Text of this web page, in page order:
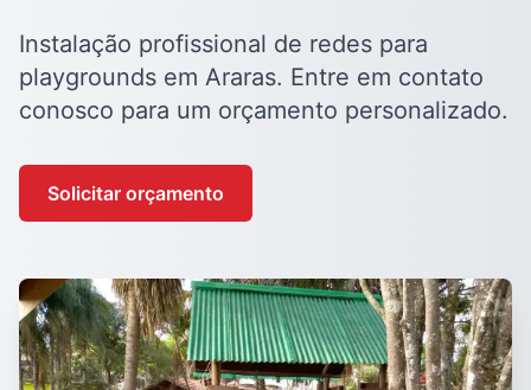
Instalação profissional de redes para
playgrounds em Araras. Entre em contato
conosco para um orçamento personalizado.
Solicitar orçamento